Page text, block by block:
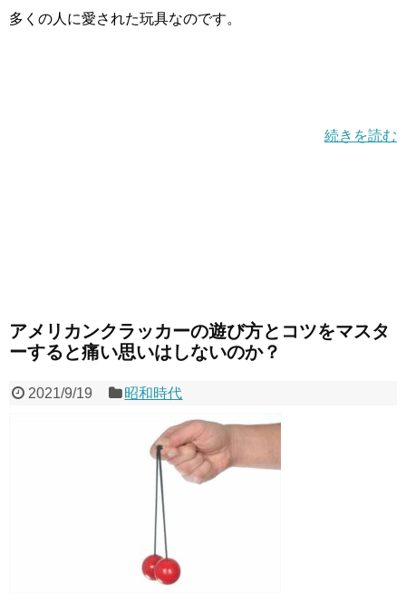
多くの人に愛された玩具なのです。
続きを読む
アメリカンクラッカーの遊び方とコツをマスタ
ーすると痛い思いはしないのか？
2021/9/19 昭和時代